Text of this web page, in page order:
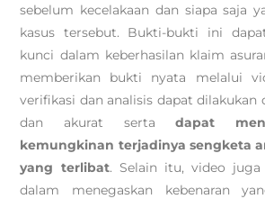
sebelum kecelakaan dan siapa saja
kasus tersebut. Bukti-bukti ini
kunci dalam keberhasilan klaim
memberikan bukti nyata melalui
verifikasi dan analisis dapat dilakukan
dan akurat sertadapat
kemungkinan terjadinya sengketa
yang terlibat. Selain itu, video
dalam menegaskan kebenaran